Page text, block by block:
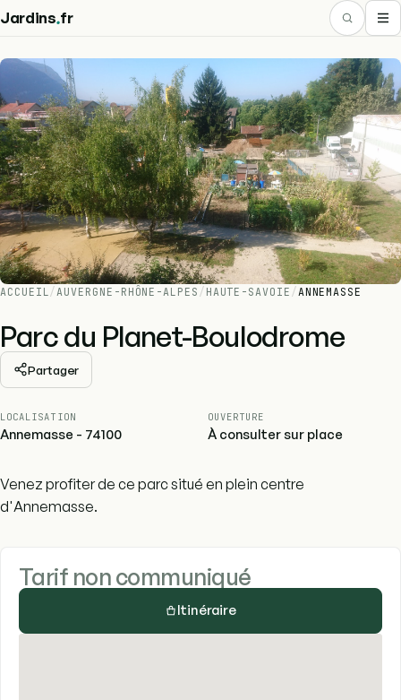
Jardins.fr
ACCUEIL/AUVERGNE-RHÔNE-ALPES / HAUTE-SAVOIE / ANNEMASSE
Parc du Planet-Boulodrome
Partager
LOCALISATION
Annemasse - 74100
OUVERTURE
À consulter sur place
Venez profiter de ce parc situé en plein centre
d'Annemasse.
Tarif non communiqué
Itinéraire